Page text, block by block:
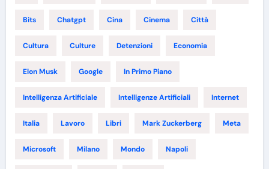
Bits Chatgpt Cina Cinema Città
Cultura Culture Detenzioni Economia
Elon Musk Google In Primo Piano
Intelligenza Artificiale Intelligenze Artificiali Internet
Italia Lavoro Libri Mark Zuckerberg Meta
Microsoft Milano Mondo Napoli